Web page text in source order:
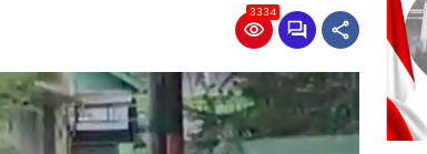
3334